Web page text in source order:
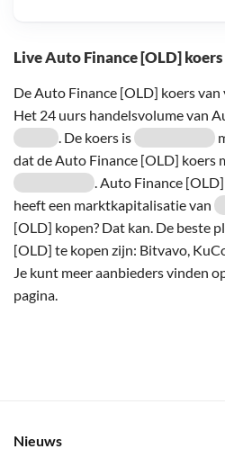
Live Auto Finance [OLD] koers
De Auto Finance [OLD] koers van
Het 24 uurs handelsvolume van
. De koers is
dat de Auto Finance [OLD] koers
. Auto Finance
heeft een marktkapitalisatie van
[OLD] kopen? Dat kan. De beste
[OLD] te kopen zijn: Bitvavo,
Je kunt meer aanbieders vinden
pagina.
Nieuws